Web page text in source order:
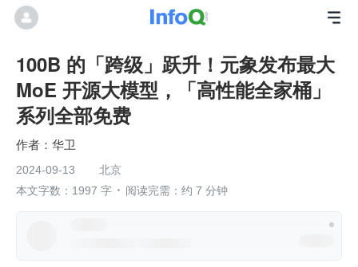
100B 的「跨级」跃升！元象发布最大
MoE 开源大模型，「高性能全家桶」
系列全部免费
华卫
2024-09-13
北京
本文字数：1997 字
阅读完需：约 7 分钟